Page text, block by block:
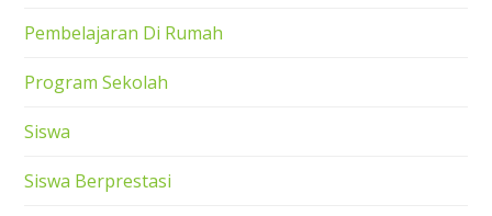
Pembelajaran Di Rumah
Program Sekolah
Siswa
Siswa Berprestasi